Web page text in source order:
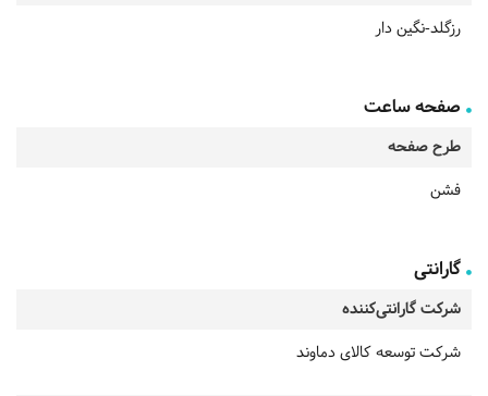
رزگلد-نگین دار
صفحه ساعت
طرح صفحه
فشن
گارانتی
شرکت گارانتی‌کننده
شرکت توسعه کالای دماوند